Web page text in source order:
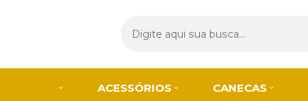
Como Comprar
ACESSÓRIOS CANECAS